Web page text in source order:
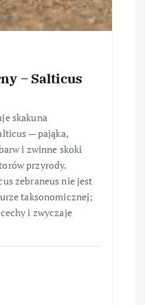
– Salticus
skakuna
— pająka,
i zwinne skoki
przyrody.
zebraneus nie jest
taksonomicznej;
i zwyczaje